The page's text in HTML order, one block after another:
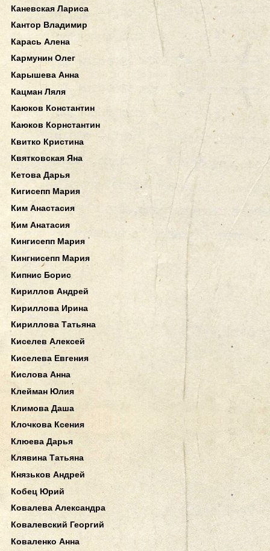
Каневская Лариса
Кантор Владимир
Карась Алена
Кармунин Олег
Карышева Анна
Кацман Ляля
Каюков Константин
Каюков Корнстантин
Квитко Кристина
Квятковская Яна
Кетова Дарья
Кигисепп Мария
Ким Анастасия
Ким Анатасия
Кингисепп Мария
Кингнисепп Мария
Кипнис Борис
Кириллов Андрей
Кириллова Ирина
Кириллова Татьяна
Киселев Алексей
Киселева Евгения
Кислова Анна
Клейман Юлия
Климова Даша
Клочкова Ксения
Клюева Дарья
Клявина Татьяна
Князьков Андрей
Кобец Юрий
Ковалева Александра
Ковалевский Георгий
Коваленко Анна